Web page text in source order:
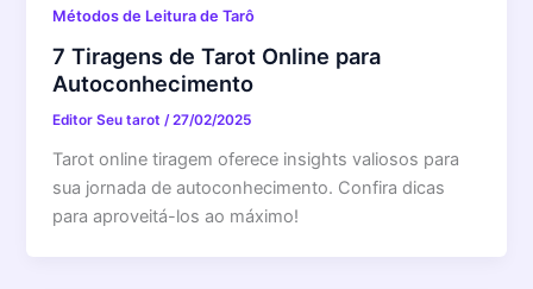
Métodos de Leitura de Tarô
7 Tiragens de Tarot Online para
Autoconhecimento
Editor Seu tarot/27/02/2025
Tarot online tiragem oferece insights valiosos para
sua jornada de autoconhecimento. Confira dicas
para aproveitá-los ao máximo!